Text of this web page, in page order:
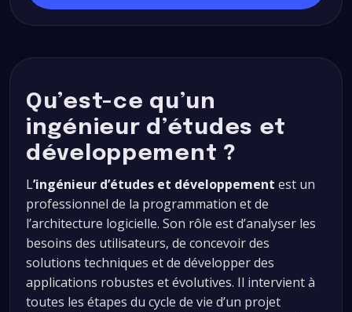
Qu’est-ce qu’un
ingénieur d’études et
développement ?
L’ingénieur d’études et développement est un
professionnel de la programmation et de
l’architecture logicielle. Son rôle est d’analyser les
besoins des utilisateurs, de concevoir des
solutions techniques et de développer des
applications robustes et évolutives. Il intervient à
toutes les étapes du cycle de vie d’un projet